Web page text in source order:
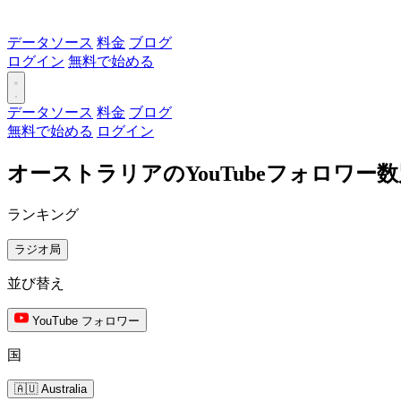
データソース 料金 ブログ
ログイン 無料で始める
データソース 料金 ブログ
無料で始める ログイン
オーストラリアのYouTubeフォロワー
ランキング
ラジオ局
並び替え
YouTube フォロワー
国
🇦🇺 Australia